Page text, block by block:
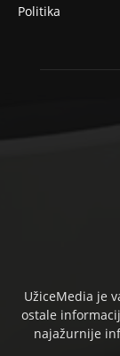
Politika
UžiceMedia je
ostale
najažurnije